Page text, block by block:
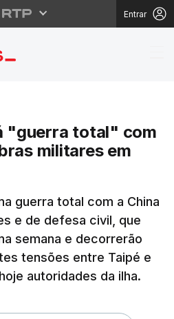
Entrar
"guerra total" com
militares em
guerra total com a China
e de defesa civil, que
semana e decorrerão
tensões entre Taipé e
autoridades da ilha.